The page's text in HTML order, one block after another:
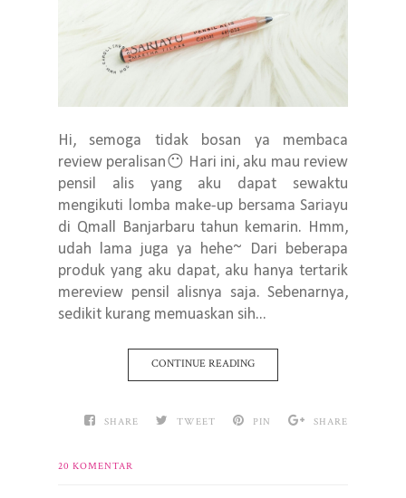
Hi, semoga tidak bosan ya membaca
review peralisan😶 Hari ini, aku mau review
pensil alis yang aku dapat sewaktu
mengikuti lomba make-up bersama Sariayu
di Qmall Banjarbaru tahun kemarin. Hmm,
udah lama juga ya hehe~ Dari beberapa
produk yang aku dapat, aku hanya tertarik
mereview pensil alisnya saja. Sebenarnya,
sedikit kurang memuaskan sih...
CONTINUE READING
SHARE TWEET PIN SHARE
20 KOMENTAR